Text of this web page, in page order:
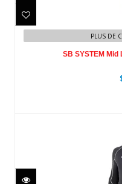
SB SYSTEM
PLUS DE
SB SYSTEM